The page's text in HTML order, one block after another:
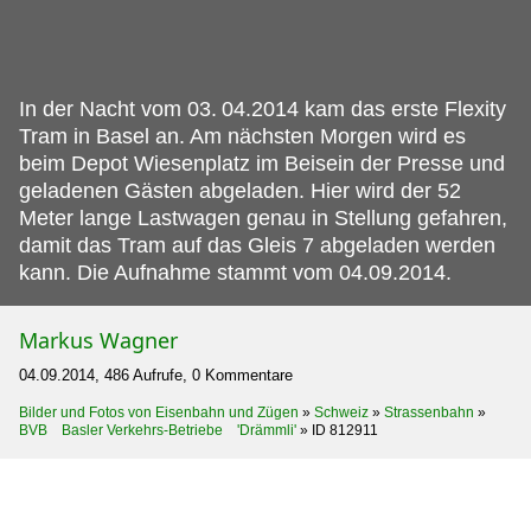
In der Nacht vom 03. 04.2014 kam das erste Flexity
Tram in Basel an. Am nächsten Morgen wird es
beim Depot Wiesenplatz im Beisein der Presse und
geladenen Gästen abgeladen. Hier wird der 52
Meter lange Lastwagen genau in Stellung gefahren,
damit das Tram auf das Gleis 7 abgeladen werden
kann. Die Aufnahme stammt vom 04.09.2014.
Markus Wagner
04.09.2014, 486 Aufrufe, 0 Kommentare
Bilder und Fotos von Eisenbahn und Zügen » Schweiz » Strassenbahn »
BVB Basler Verkehrs-Betriebe 'Drämmli' » ID 812911